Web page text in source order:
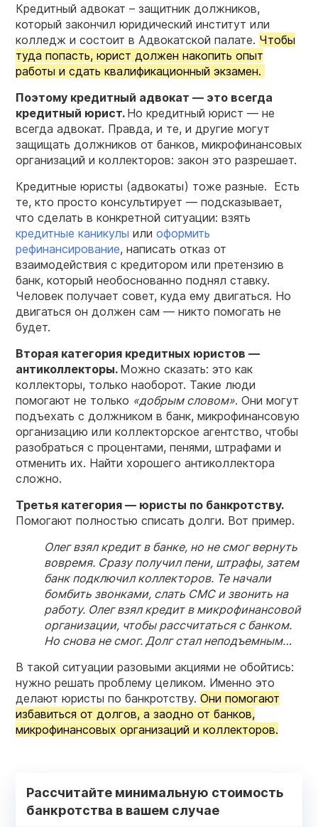
Кредитный адвокат – защитник должников,
который закончил юридический институт или
колледж и состоит в Адвокатской палате. Чтобы
туда попасть, юрист должен накопить опыт
работы и сдать квалификационный экзамен.
Поэтому кредитный адвокат — это всегда
кредитный юрист. Но кредитный юрист — не
всегда адвокат. Правда, и те, и другие могут
защищать должников от банков, микрофинансовых
организаций и коллекторов: закон это разрешает.
Кредитные юристы (адвокаты) тоже разные. Есть
те, кто просто консультирует — подсказывает,
что сделать в конкретной ситуации: взять
кредитные каникулы или оформить
рефинансирование, написать отказ от
взаимодействия с кредитором или претензию в
банк, который необоснованно поднял ставку.
Человек получает совет, куда ему двигаться. Но
двигаться он должен сам — никто помогать не
будет.
Вторая категория кредитных юристов —
антиколлекторы. Можно сказать: это как
коллекторы, только наоборот. Такие люди
помогают не только «добрым словом». Они могут
подъехать с должником в банк, микрофинансовую
организацию или коллекторское агентство, чтобы
разобраться с процентами, пенями, штрафами и
отменить их. Найти хорошего антиколлектора
сложно.
Третья категория — юристы по банкротству.
Помогают полностью списать долги. Вот пример.
Олег взял кредит в банке, но не смог вернуть
вовремя. Сразу получил пени, штрафы, затем
банкподключил коллекторов. Те начали
бомбить звонками, слать СМС и звонить на
работу. Олег взял кредит в микрофинансовой
организации, чтобы рассчитаться с банком.
Но снова не смог. Долгстал неподъемным…
В такой ситуации разовыми акциями не обойтись:
нужно решать проблему целиком. Именно это
делают юристы по банкротству. Они помогают
избавиться от долгов, а заодно от банков,
микрофинансовых организаций и коллекторов.
Рассчитайте минимальную стоимость
банкротства в вашем случае